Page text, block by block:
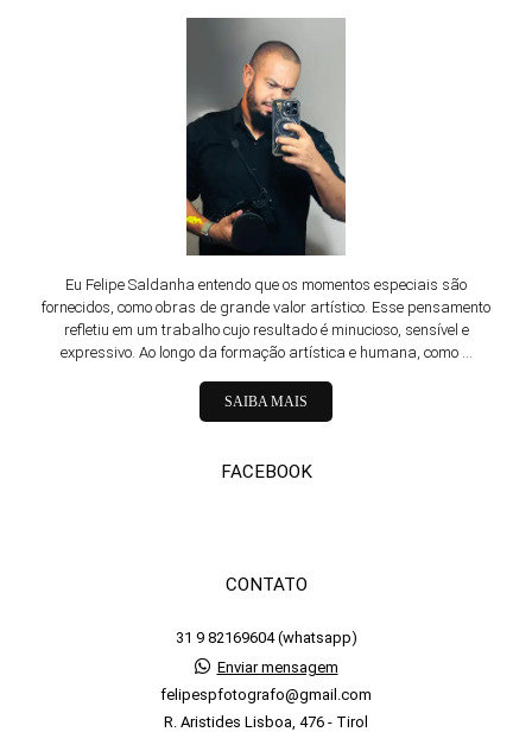
Eu Felipe Saldanha entendo que os momentos especiais são
fornecidos, como obras de grande valor artístico. Esse pensamento
refletiu em um trabalho cujo resultado é minucioso, sensível e
expressivo. Ao longo da formação artística e humana, como ...
SAIBA MAIS
FACEBOOK
CONTATO
31 9 82169604 (whatsapp)
Enviar mensagem
felipespfotografo@gmail.com
R. Aristides Lisboa, 476 - Tirol